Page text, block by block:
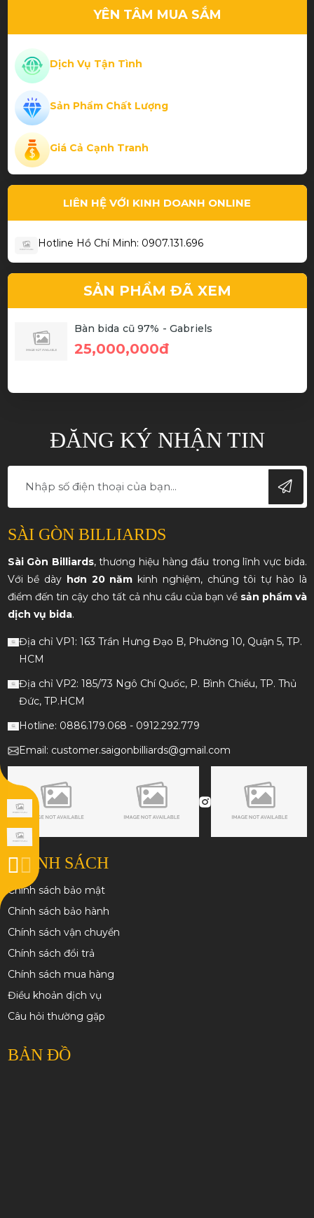
Trần Thanh Phương
Phạm Thành Hiếu
Cơ bida chất
YÊN TÂM MUA SẮM
Dịch Vụ Tận Tình
Sản Phẩm Chất Lượng
Giá Cả Cạnh Tranh
LIÊN HỆ VỚI KINH DOANH ONLINE
Hotline Hồ Chí Minh: 0907.131.696
SẢN PHẨM ĐÃ XEM
Bàn bida cũ 97% - Gabriels
25,000,000đ
ĐĂNG KÝ NHẬN TIN
SÀI GÒN BILLIARDS
Sài Gòn Billiards, thương hiệu hàng đầu trong lĩnh vực bida.
Với bề dày hơn 20 năm kinh nghiệm, chúng tôi tự hào là
điểm đến tin cậy cho tất cả nhu cầu của bạn về sản phẩm và
dịch vụ bida.
Địa chỉ VP1: 163 Trần Hưng Đạo B, Phường 10, Quận 5, TP.
HCM
Địa chỉ VP2: 185/73 Ngô Chí Quốc, P. Bình Chiểu, TP. Thủ
Đức, TP.HCM
Hotline: 0886.179.068 - 0912.292.779
Email: customer.saigonbilliards@gmail.com
CHÍNH SÁCH
Chính sách bảo mật
Chính sách bảo hành
Chính sách vận chuyển
Chính sách đổi trả
Chính sách mua hàng
Điều khoản dịch vụ
Câu hỏi thường gặp
BẢN ĐỒ